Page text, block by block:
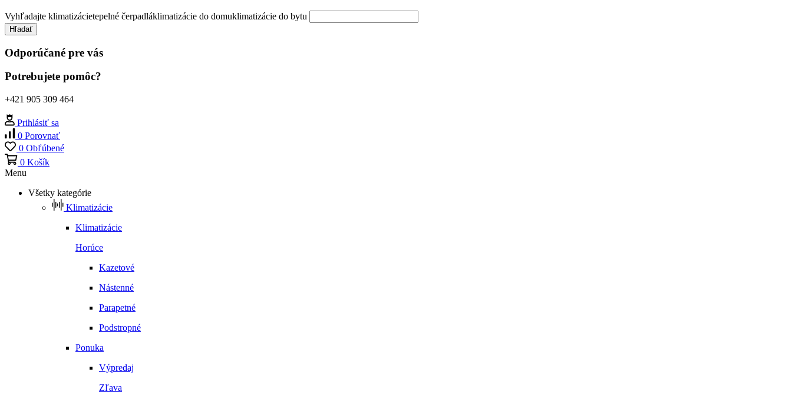
Vyhľadajte klimatizácietepelné čerpadláklimatizácie do domuklimatizácie do bytu
Hľadať
Odporúčané pre vás
Potrebujete pomôc?
+421 905 309 464
Prihlásiť sa
0 Porovnať
0 Obľúbené
0 Košík
Menu
Všetky kategórie
Klimatizácie
Klimatizácie
Horúce
Kazetové
Nástenné
Parapetné
Podstropné
Ponuka
Výpredaj
Zľava